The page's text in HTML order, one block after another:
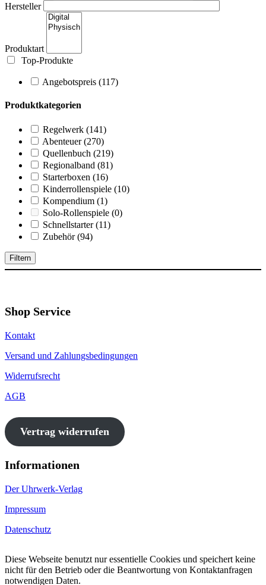
Hersteller
Produktart
Top-Produkte
Angebotspreis (117)
Produktkategorien
Regelwerk (141)
Abenteuer(270)
Quellenbuch (219)
Regionalband (81)
Starterboxen (16)
Kinderrollenspiele (10)
Kompendium (1)
Solo-Rollenspiele (0)
Schnellstarter(11)
Zubehör(94)
Filtern
Shop Service
Kontakt
Versand und Zahlungsbedingungen
Widerrufsrecht
AGB
Vertrag widerrufen
Informationen
Der Uhrwerk-Verlag
Impressum
Datenschutz
Diese Webseite benutzt nur essentielle Cookies und speichert keine
nicht für den Betrieb oder die Beantwortung von Kontaktanfragen
notwendigen Daten.